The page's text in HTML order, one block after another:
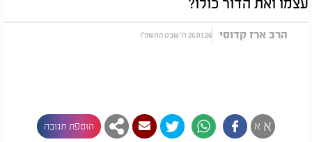
הרב ארז קדוסי 26.01.26 ח' שבט התשפ"ו
א א הוספת תגובה